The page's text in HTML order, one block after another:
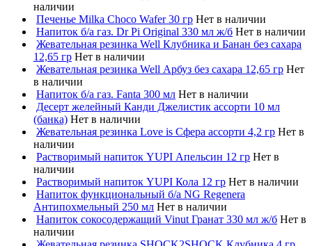
наличии
Печенье Milka Choco Wafer 30 гр Нет в наличии
Напиток б/а газ. Dr Pi Original 330 мл ж/б Нет в наличии
Жевательная резинка Well Клубника и Банан без сахара
12,65 гр Нет в наличии
Жевательная резинка Well Арбуз без сахара 12,65 гр Нет
в наличии
Напиток б/а газ. Fanta 300 мл Нет в наличии
Десерт желейный Канди Джелистик ассорти 10 мл
(банка) Нет в наличии
Жевательная резинка Love is Сфера ассорти 4,2 гр Нет в
наличии
Растворимый напиток YUPI Апельсин 12 гр Нет в
наличии
Растворимый напиток YUPI Кола 12 гр Нет в наличии
Напиток функциональный б/а NG Regenera
Антипохмельный 250 мл Нет в наличии
Напиток сокосодержащий Vinut Гранат 330 мл ж/б Нет в
наличии